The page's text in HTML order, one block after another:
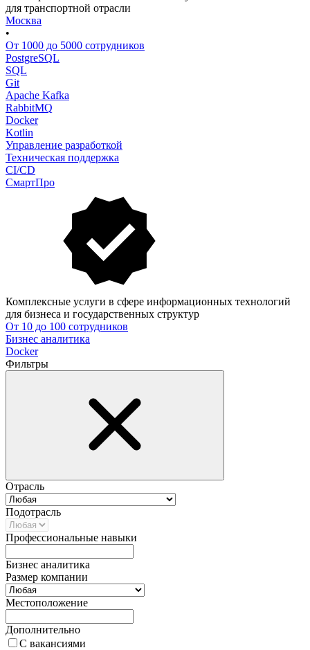
для транспортной отрасли
Москва
•
От 1000 до 5000 сотрудников
PostgreSQL
SQL
Git
Apache Kafka
RabbitMQ
Docker
Kotlin
Управление разработкой
Техническая поддержка
CI/CD
СмартПро
Комплексные услуги в сфере информационных технологий
для бизнеса и государственных структур
От 10 до 100 сотрудников
Бизнес аналитика
Docker
Фильтры
Отрасль
Подотрасль
Профессиональные навыки
Бизнес аналитика
Размер компании
Местоположение
Дополнительно
С вакансиями